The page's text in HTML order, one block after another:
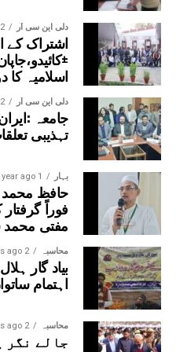
دلی این سی آر 2 years ago
اشتراک کے
اسلامیہ کا
دلی این سی آر 2 years ago
جامعہ
تہذیبی
بہار 1 year ago
حافظ محمد
فوراً
مفتی
محاسبہ 2 years ago
بیاد گار
اہتمام
محاسبہ 2 years ago
جالے نگر